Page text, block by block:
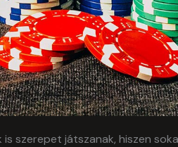
szerepet játszanak, hiszen